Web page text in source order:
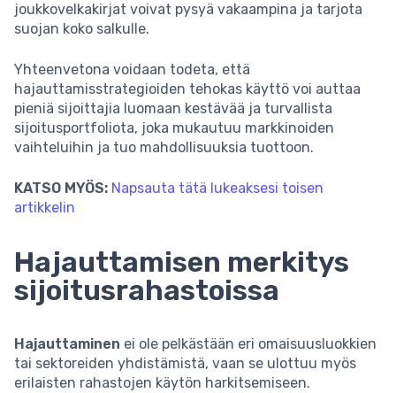
joukkovelkakirjat voivat pysyä vakaampina ja tarjota
suojan koko salkulle.
Yhteenvetona voidaan todeta, että
hajauttamisstrategioiden tehokas käyttö voi auttaa
pieniä sijoittajia luomaan kestävää ja turvallista
sijoitusportfoliota, joka mukautuu markkinoiden
vaihteluihin ja tuo mahdollisuuksia tuottoon.
KATSO MYÖS: Napsauta tätä lukeaksesi toisen
artikkelin
Hajauttamisen merkitys
sijoitusrahastoissa
Hajauttaminen ei ole pelkästään eri omaisuusluokkien
tai sektoreiden yhdistämistä, vaan se ulottuu myös
erilaisten rahastojen käytön harkitsemiseen.